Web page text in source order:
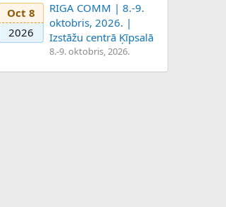
Oct 8
2026
RIGA COMM | 8.-9.
oktobris, 2026. |
Izstāžu centrā Ķīpsalā
8.-9. oktobris, 2026.